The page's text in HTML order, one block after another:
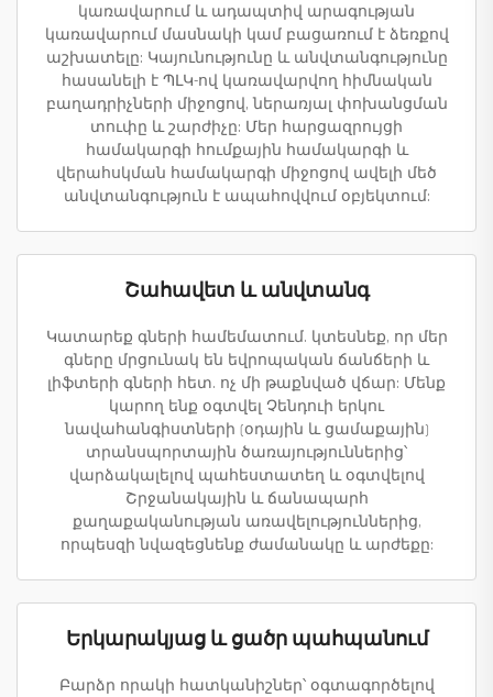
կառավարում և ադապտիվ արագության
կառավարում մասնակի կամ բացառում է ձեռքով
աշխատելը: Կայունությունը և անվտանգությունը
հասանելի է ՊԼԿ-ով կառավարվող հիմնական
բաղադրիչների միջոցով, ներառյալ փոխանցման
տուփը և շարժիչը: Մեր հարցազրույցի
համակարգի հումքային համակարգի և
վերահսկման համակարգի միջոցով ավելի մեծ
անվտանգություն է ապահովվում օբյեկտում:
Շահավետ և անվտանգ
Կատարեք գների համեմատում. կտեսնեք, որ մեր
գները մրցունակ են եվրոպական ճանճերի և
լիֆտերի գների հետ. ոչ մի թաքնված վճար: Մենք
կարող ենք օգտվել Չենդուի երկու
նավահանգիստների (օդային և ցամաքային)
տրանսպորտային ծառայություններից՝
վարձակալելով պահեստատեղ և օգտվելով
Շրջանակային և ճանապարհ
քաղաքականության առավելություններից,
որպեսզի նվազեցնենք ժամանակը և արժեքը:
Երկարակյաց և ցածր պահպանում
Բարձր որակի հատկանիշներ՝ օգտագործելով